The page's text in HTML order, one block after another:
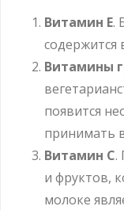
Витамин E.
содержится
Витамины
появится
принимать
Витамин C.
и фруктов,
молоке